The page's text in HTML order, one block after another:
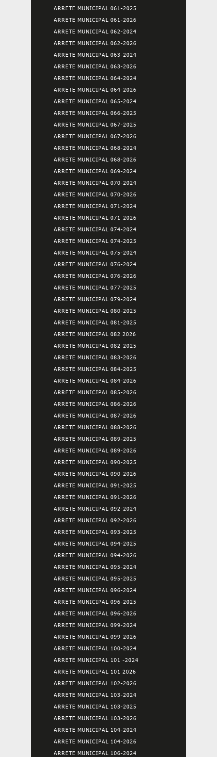
ARRETE MUNICIPAL 061-2025
ARRETE MUNICIPAL 061-2026
ARRETE MUNICIPAL 062-2024
ARRETE MUNICIPAL 062-2026
ARRETE MUNICIPAL 063-2024
ARRETE MUNICIPAL 063-2026
ARRETE MUNICIPAL 064-2024
ARRETE MUNICIPAL 064-2026
ARRETE MUNICIPAL 065-2024
ARRETE MUNICIPAL 066-2025
ARRETE MUNICIPAL 067-2025
ARRETE MUNICIPAL 067-2026
ARRETE MUNICIPAL 068-2024
ARRETE MUNICIPAL 068-2026
ARRETE MUNICIPAL 069-2024
ARRETE MUNICIPAL 070-2024
ARRETE MUNICIPAL 070-2026
ARRETE MUNICIPAL 071-2024
ARRETE MUNICIPAL 071-2026
ARRETE MUNICIPAL 074-2024
ARRETE MUNICIPAL 074-2025
ARRETE MUNICIPAL 075-2024
ARRETE MUNICIPAL 076-2024
ARRETE MUNICIPAL 076-2026
ARRETE MUNICIPAL 077-2025
ARRETE MUNICIPAL 079-2024
ARRETE MUNICIPAL 080-2025
ARRETE MUNICIPAL 081-2025
ARRETE MUNICIPAL 082 2026
ARRETE MUNICIPAL 082-2025
ARRETE MUNICIPAL 083-2026
ARRETE MUNICIPAL 084-2025
ARRETE MUNICIPAL 084-2026
ARRETE MUNICIPAL 085-2026
ARRETE MUNICIPAL 086-2026
ARRETE MUNICIPAL 087-2026
ARRETE MUNICIPAL 088-2026
ARRETE MUNICIPAL 089-2025
ARRETE MUNICIPAL 089-2026
ARRETE MUNICIPAL 090-2025
ARRETE MUNICIPAL 090-2026
ARRETE MUNICIPAL 091-2025
ARRETE MUNICIPAL 091-2026
ARRETE MUNICIPAL 092-2024
ARRETE MUNICIPAL 092-2026
ARRETE MUNICIPAL 093-2025
ARRETE MUNICIPAL 094-2025
ARRETE MUNICIPAL 094-2026
ARRETE MUNICIPAL 095-2024
ARRETE MUNICIPAL 095-2025
ARRETE MUNICIPAL 096-2024
ARRETE MUNICIPAL 096-2025
ARRETE MUNICIPAL 096-2026
ARRETE MUNICIPAL 099-2024
ARRETE MUNICIPAL 099-2026
ARRETE MUNICIPAL 100-2024
ARRETE MUNICIPAL 101 -2024
ARRETE MUNICIPAL 101 2026
ARRETE MUNICIPAL 102-2026
ARRETE MUNICIPAL 103-2024
ARRETE MUNICIPAL 103-2025
ARRETE MUNICIPAL 103-2026
ARRETE MUNICIPAL 104-2024
ARRETE MUNICIPAL 104-2026
ARRETE MUNICIPAL 106-2024